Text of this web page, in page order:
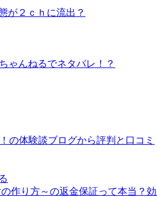
が２ｃｈに流出？
ゃんねるでネタバレ！？
の体験談ブログから評判と口コミ
作り方～の返金保証って本当？効